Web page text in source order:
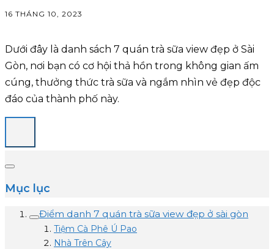
16 THÁNG 10, 2023
Dưới đây là danh sách 7 quán trà sữa view đẹp ở Sài
Gòn, nơi bạn có cơ hội thả hồn trong không gian ấm
cúng, thưởng thức trà sữa và ngắm nhìn vẻ đẹp độc
đáo của thành phố này.
Mục lục
Điểm danh 7 quán trà sữa view đẹp ở sài gòn
Tiệm Cà Phê Ú Pao
Nhà Trên Cây